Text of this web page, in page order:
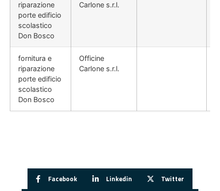
riparazione
porte edificio
scolastico
Don Bosco
Carlone s.r.l.
fornitura e
riparazione
porte edificio
scolastico
Don Bosco
Officine
Carlone s.r.l.
Facebook Linkedin Twitter